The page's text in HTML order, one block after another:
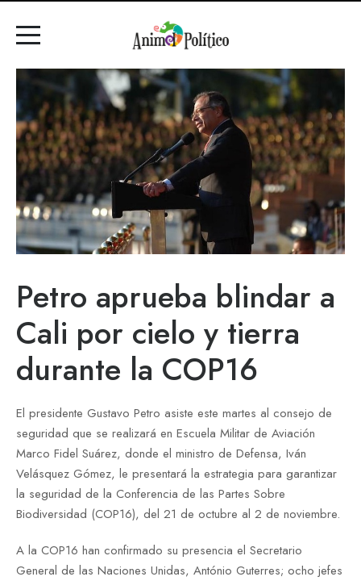
Petro aprueba blindar a
Cali por cielo y tierra
durante la COP16
El presidente Gustavo Petro asiste este martes al consejo de
seguridad que se realizará en Escuela Militar de Aviación
Marco Fidel Suárez, donde el ministro de Defensa, Iván
Velásquez Gómez, le presentará la estrategia para garantizar
la seguridad de la Conferencia de las Partes Sobre
Biodiversidad (COP16), del 21 de octubre al 2 de noviembre.
A la COP16 han confirmado su presencia el Secretario
General de las Naciones Unidas, António Guterres; ocho jefes